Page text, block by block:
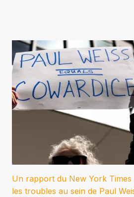
Un rapport du New York Times
les troubles au sein de Paul